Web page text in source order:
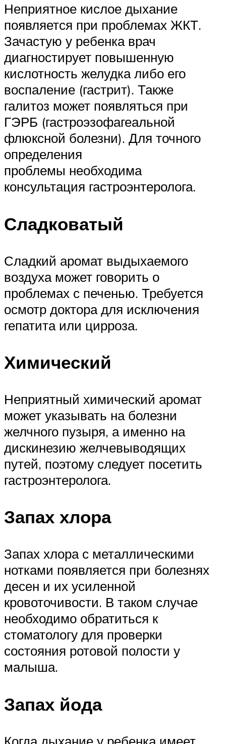
Неприятное кислое дыхание
появляется при проблемах ЖКТ.
Зачастую у ребенка врач
диагностирует повышенную
кислотность желудка либо его
воспаление (гастрит). Также
галитоз может появляться при
ГЭРБ (гастроэзофагеальной
флюксной болезни). Для точного
определения
проблемы необходима
консультация гастроэнтеролога.
Сладковатый
Сладкий аромат выдыхаемого
воздуха может говорить о
проблемах с печенью. Требуется
осмотр доктора для исключения
гепатита или цирроза.
Химический
Неприятный химический аромат
может указывать на болезни
желчного пузыря, а именно на
дискинезию желчевыводящих
путей, поэтому следует посетить
гастроэнтеролога.
Запах хлора
Запах хлора с металлическими
нотками появляется при болезнях
десен и их усиленной
кровоточивости. В таком случае
необходимо обратиться к
стоматологу для проверки
состояния ротовой полости у
малыша.
Запах йода